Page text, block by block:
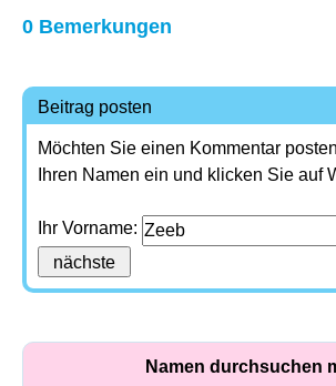
0 Bemerkungen
Beitrag posten
Möchten Sie einen Kommentar
Ihren Namen ein und klicken Sie auf
Ihr Vorname:
Namen durchsuchen